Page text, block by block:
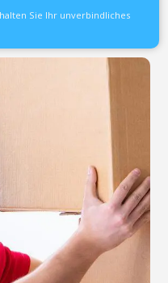
Sie Ihr unverbindliches